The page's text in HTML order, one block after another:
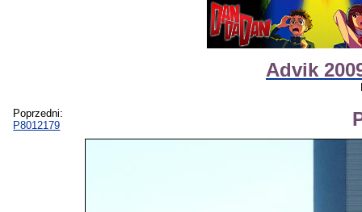
Advik
Poprzedni:
P8012179